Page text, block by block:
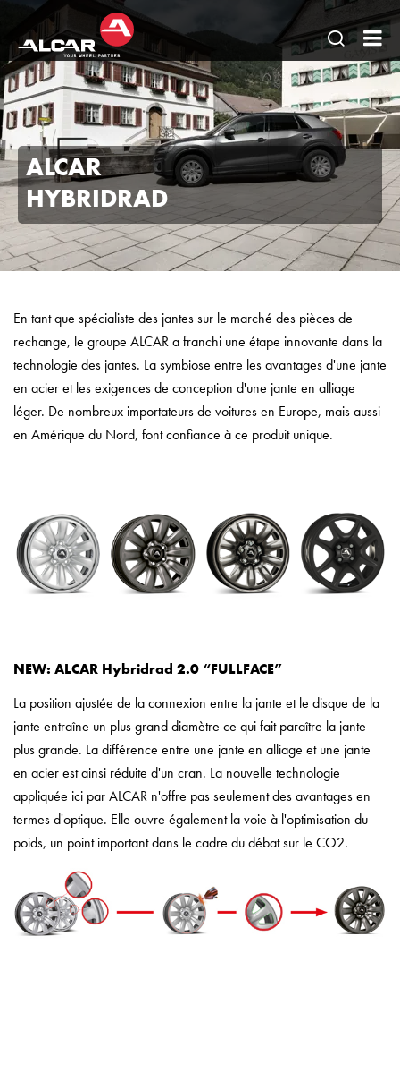
Ouvrir
une
BV
ALCAR
HYBRIDRAD
En tant que spécialiste des jantes sur le marché des pièces de
rechange, le groupe ALCAR a franchi une étape innovante dans la
technologie des jantes. La symbiose entre les avantages d'une jante
en acier et les exigences de conception d'une jante en alliage
léger. De nombreux importateurs de voitures en Europe, mais aussi
en Amérique du Nord, font confiance à ce produit unique.
NEW: ALCAR Hybridrad 2.0 “FULLFACE”
La position ajustée de la connexion entre la jante et le disque de la
jante entraîne un plus grand diamètre ce qui fait paraître la jante
plus grande. La différence entre une jante en alliage et une jante
en acier est ainsi réduite d'un cran. La nouvelle technologie
appliquée ici par ALCAR n'offre pas seulement des avantages en
termes d'optique. Elle ouvre également la voie à l'optimisation du
poids, un point important dans le cadre du débat sur le CO2.